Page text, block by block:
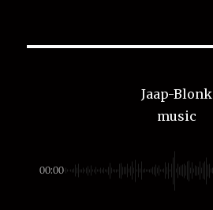
Jaap-Blonk
music
00:00